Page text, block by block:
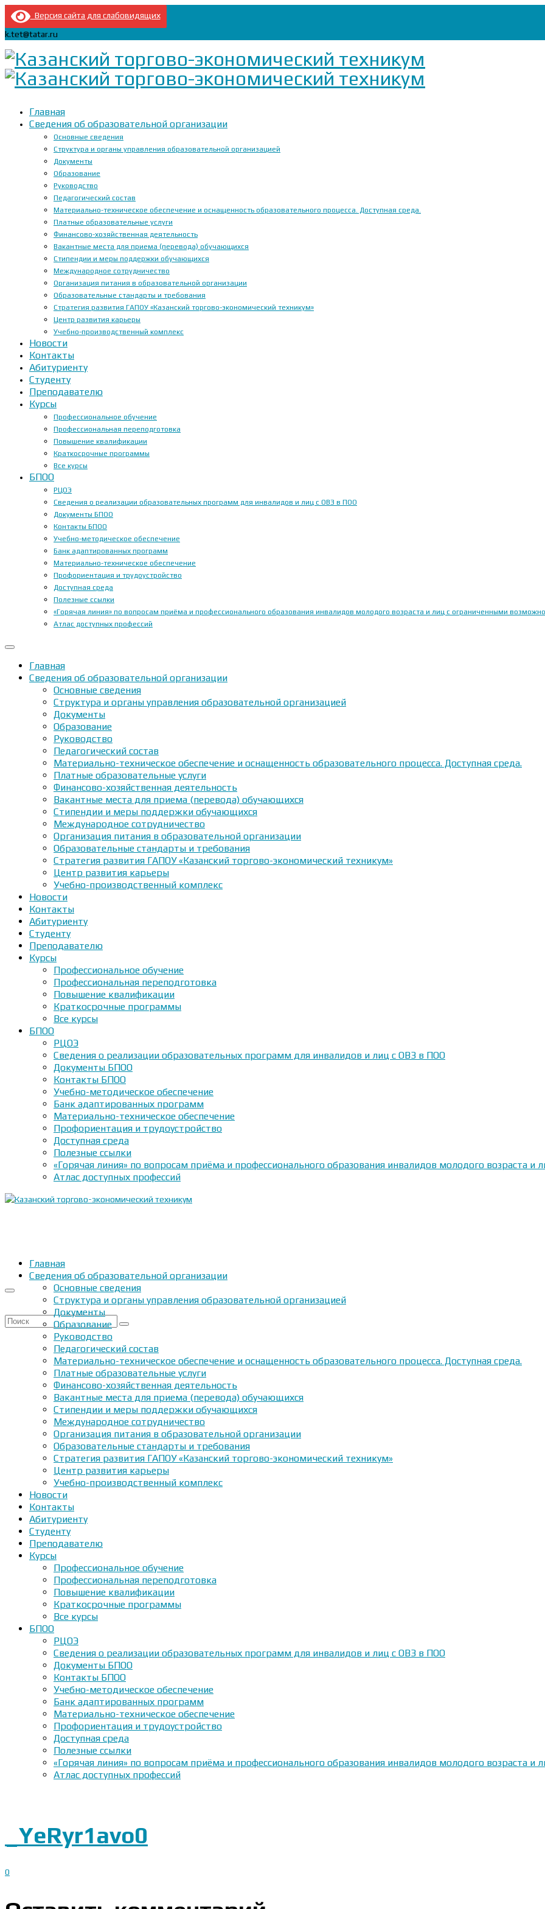
Версия сайта для слабовидящих
k.tet@tatar.ru
Главная
Сведения об образовательной организации
Основные сведения
Структура и органы управления образовательной организацией
Документы
Образование
Руководство
Педагогический состав
Материально-техническое обеспечение и оснащенность образовательного процесса. Доступная среда.
Платные образовательные услуги
Финансово-хозяйственная деятельность
Вакантные места для приема (перевода) обучающихся
Стипендии и меры поддержки обучающихся
Международное сотрудничество
Организация питания в образовательной организации
Образовательные стандарты и требования
Стратегия развития ГАПОУ «Казанский торгово-экономический техникум»
Центр развития карьеры
Учебно-производственный комплекс
Новости
Контакты
Абитуриенту
Студенту
Преподавателю
Курсы
Профессиональное обучение
Профессиональная переподготовка
Повышение квалификации
Краткосрочные программы
Все курсы
БПОО
РЦОЭ
Сведения о реализации образовательных программ для инвалидов и лиц с ОВЗ в ПОО
Документы БПОО
Контакты БПОО
Учебно-методическое обеспечение
Банк адаптированных программ
Материально-техническое обеспечение
Профориентация и трудоустройство
Доступная среда
Полезные ссылки
«Горячая линия» по вопросам приёма и профессионального образования инвалидов молодого возраста и лиц с ограниченными
Атлас доступных профессий
Главная
Сведения об образовательной организации
Основные сведения
Структура и органы управления образовательной организацией
Документы
Образование
Руководство
Педагогический состав
Материально-техническое обеспечение и оснащенность образовательного процесса. Доступная среда.
Платные образовательные услуги
Финансово-хозяйственная деятельность
Вакантные места для приема (перевода) обучающихся
Стипендии и меры поддержки обучающихся
Международное сотрудничество
Организация питания в образовательной организации
Образовательные стандарты и требования
Стратегия развития ГАПОУ «Казанский торгово-экономический техникум»
Центр развития карьеры
Учебно-производственный комплекс
Новости
Контакты
Абитуриенту
Студенту
Преподавателю
Курсы
Профессиональное обучение
Профессиональная переподготовка
Повышение квалификации
Краткосрочные программы
Все курсы
БПОО
РЦОЭ
Сведения о реализации образовательных программ для инвалидов и лиц с ОВЗ в ПОО
Документы БПОО
Контакты БПОО
Учебно-методическое обеспечение
Банк адаптированных программ
Материально-техническое обеспечение
Профориентация и трудоустройство
Доступная среда
Полезные ссылки
«Горячая линия» по вопросам приёма и профессионального образования инвалидов молодого возраста
Атлас доступных профессий
Искать:
Главная
Сведения об образовательной организации
Основные сведения
Структура и органы управления образовательной организацией
Документы
Образование
Руководство
Педагогический состав
Материально-техническое обеспечение и оснащенность образовательного процесса. Доступная среда.
Платные образовательные услуги
Финансово-хозяйственная деятельность
Вакантные места для приема (перевода) обучающихся
Стипендии и меры поддержки обучающихся
Международное сотрудничество
Организация питания в образовательной организации
Образовательные стандарты и требования
Стратегия развития ГАПОУ «Казанский торгово-экономический техникум»
Центр развития карьеры
Учебно-производственный комплекс
Новости
Контакты
Абитуриенту
Студенту
Преподавателю
Курсы
Профессиональное обучение
Профессиональная переподготовка
Повышение квалификации
Краткосрочные программы
Все курсы
БПОО
РЦОЭ
Сведения о реализации образовательных программ для инвалидов и лиц с ОВЗ в ПОО
Документы БПОО
Контакты БПОО
Учебно-методическое обеспечение
Банк адаптированных программ
Материально-техническое обеспечение
Профориентация и трудоустройство
Доступная среда
Полезные ссылки
«Горячая линия» по вопросам приёма и профессионального образования инвалидов молодого возраста
Атлас доступных профессий
_YeRyr1avo0
0